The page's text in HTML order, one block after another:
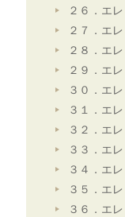
２６．エ
２７．エ
２８．エ
２９．エ
３０．エ
３１．エ
３２．エ
３３．エ
３４．エ
３５．エ
３６．エ